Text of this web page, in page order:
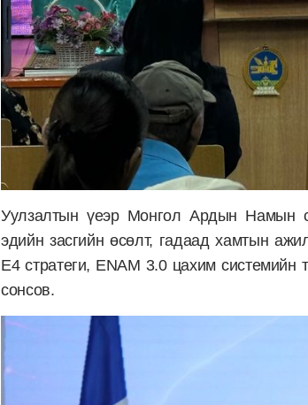
Уулзалтын үеэр Монгол Ардын Намын
эдийн засгийн өсөлт, гадаад хамтын
E4 стратеги, ENAM 3.0 цахим системийн
сонсов.